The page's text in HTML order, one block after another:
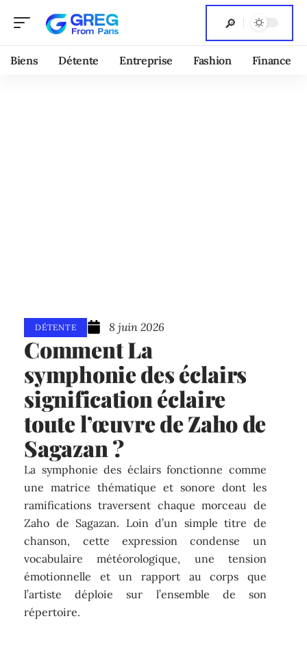
Biens Détente Entreprise Fashion Finance
DÉTENTE 8 juin 2026
Comment La
symphonie des éclairs
signification éclaire
toute l’œuvre de Zaho de
Sagazan ?
La symphonie des éclairs fonctionne comme
une matrice thématique et sonore dont les
ramifications traversent chaque morceau de
Zaho de Sagazan. Loin d’un simple titre de
chanson, cette expression condense un
vocabulaire météorologique, une tension
émotionnelle et un rapport au corps que
l’artiste déploie sur l’ensemble de son
répertoire.